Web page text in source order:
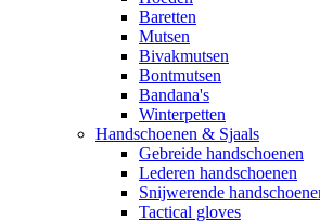
Baretten
Mutsen
Bivakmutsen
Bontmutsen
Bandana's
Winterpetten
Handschoenen & Sjaals
Gebreide handschoenen
Lederen handschoenen
Snijwerende
Tactical gloves